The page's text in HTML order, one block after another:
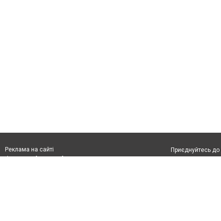
Реклама на сайті
Франшиза "CitySites"
Приєднуйтесь до